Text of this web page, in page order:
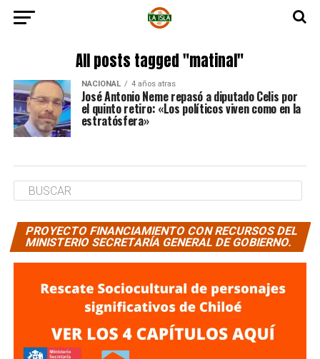
All posts tagged "matinal"
NACIONAL 4 años atras
José Antonio Neme repasó a diputado Celis por
el quinto retiro: «Los políticos viven como en la
estratósfera»
PROYECTO FINANCIAMIENTO CON RECURSOS DEL
MINISTERIO SECRETARÍA GENERAL DE GOBIERNO.